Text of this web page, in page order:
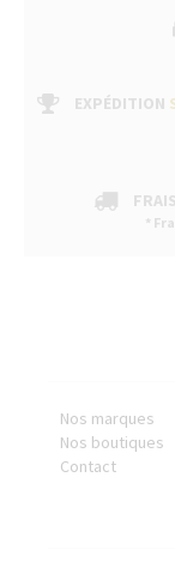
EXPÉDITION
*
Nos marques
Nos boutiques
Contact